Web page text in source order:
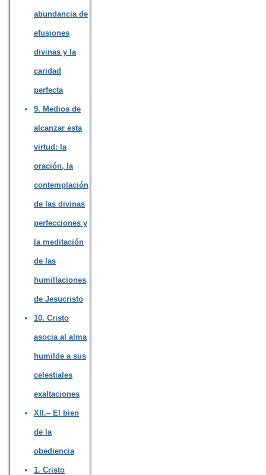
abundancia de
efusiones
divinas y la
caridad
perfecta
9. Medios de
alcanzar esta
virtud: la
oración, la
contemplación
de las divinas
perfecciones y
la meditación
de las
humillaciones
de Jesucristo
10. Cristo
asocia al alma
humilde a sus
celestiales
exaltaciones
XII.– El bien
de la
obediencia
1. Cristo